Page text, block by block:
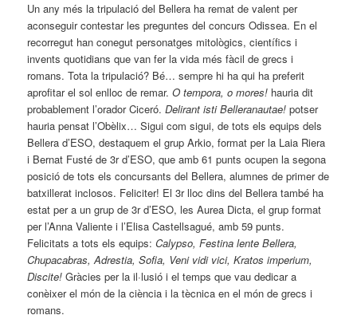
Un any més la tripulació del Bellera ha remat de valent per
aconseguir contestar les preguntes del concurs Odissea. En el
recorregut han conegut personatges mitològics, científics i
invents quotidians que van fer la vida més fàcil de grecs i
romans. Tota la tripulació? Bé… sempre hi ha qui ha preferit
aprofitar el sol enlloc de remar.O tempora, o mores! hauria dit
probablement l’orador Ciceró.Delirant isti Belleranautae! potser
hauria pensat l’Obèlix… Sigui com sigui, de tots els equips dels
Bellera d’ESO, destaquem el grup Arkio, format per la Laia Riera
i Bernat Fusté de 3r d’ESO, que amb 61 punts ocupen la segona
posició de tots els concursants del Bellera, alumnes de primer de
batxillerat inclosos. Feliciter! El 3r lloc dins del Bellera també ha
estat per a un grup de 3r d’ESO, les Aurea Dicta, el grup format
per l’Anna Valiente i l’Elisa Castellsagué, amb 59 punts.
Felicitats a tots els equips:Calypso, Festina lente Bellera,
Chupacabras, Adrestia, Sofia, Veni vidi vici, Kratos imperium,
Discite! Gràcies per la il·lusió i el temps que vau dedicar a
conèixer el món de la ciència i la tècnica en el món de grecs i
romans.